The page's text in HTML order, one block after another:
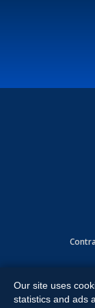
Expressway,
All Rights
Our site uses
statistics and ads